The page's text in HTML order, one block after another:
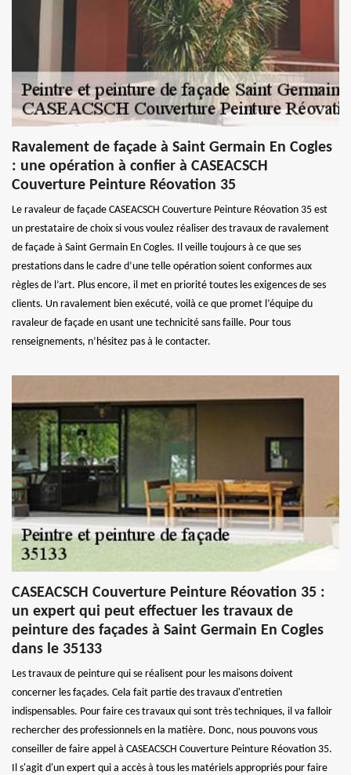
Ravalement de façade à Saint Germain En Cogles
: une opération à confier à CASEACSCH
Couverture Peinture Réovation 35
Le ravaleur de façade CASEACSCH Couverture Peinture Réovation 35 est
un prestataire de choix si vous voulez réaliser des travaux de ravalement
de façade à Saint Germain En Cogles. Il veille toujours à ce que ses
prestations dans le cadre d’une telle opération soient conformes aux
règles de l’art. Plus encore, il met en priorité toutes les exigences de ses
clients. Un ravalement bien exécuté, voilà ce que promet l’équipe du
ravaleur de façade en usant une technicité sans faille. Pour tous
renseignements, n’hésitez pas à le contacter.
CASEACSCH Couverture Peinture Réovation 35 :
un expert qui peut effectuer les travaux de
peinture des façades à Saint Germain En Cogles
dans le 35133
Les travaux de peinture qui se réalisent pour les maisons doivent
concerner les façades. Cela fait partie des travaux d'entretien
indispensables. Pour faire ces travaux qui sont très techniques, il va falloir
rechercher des professionnels en la matière. Donc, nous pouvons vous
conseiller de faire appel à CASEACSCH Couverture Peinture Réovation 35.
Il s'agit d'un expert qui a accès à tous les matériels appropriés pour faire